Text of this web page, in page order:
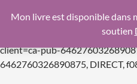
f08c47fec0942fa0
https://
client=ca-pub-
6462760326890875, DIRECT,
Mon livre est disponible dans
soutien